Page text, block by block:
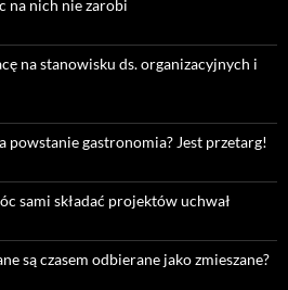
na nich nie zarobi
na stanowisku ds. organizacyjnych i
powstanie gastronomia? Jest przetarg!
sami składać projektów uchwał
są czasem odbierane jako zmieszane?